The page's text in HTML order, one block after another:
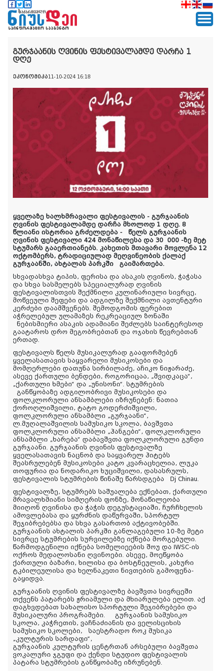
გურჯაანის ღვინის ფესტივალამდე დარჩა 1
დღე
ეკონომიკა11-10-2024 16:18
ყველაზე ხალხმრავალი ფესტივალის - გურჯაანის
ღვინის ფესტივალამდე დარჩა მხოლოდ 1 დღე. 8
წლიანი ისტორია გრძელდება -
წელს გურჯაანის
ღვინის ფესტივალი 424 მონაწილესა და 30 000 -ზე მეტ
სტუმარს გააერთიანებს. კახეთის მთავარი მოვლენა 12
ოქტომბერს, ტრადიციულად მეღვინეობის ქალაქ
გურჯაანში, ახტალას პარკში
გაიმართება.
სხვადასხვა ტიპის, ფერისა და ასაკის ღვინოს, ჭაჭასა
და სხვა სასმელებს სპეციალურად ღვინის
ფესტივალისთვის შექმნილი კულინარიული სივრცე,
მოწვეული შეფები და ადგილზე შექმნილი ავთენტური
კერძები დაამშვენებს. შემოდგომის ფერებით
აჭრელებულ ულამაზეს რეკრეაციულ ზონაში
ნებისმიერი ასაკის ადამიანი შეძლებს საინტერესოდ
გაატაროს დრო მეგობრებთან და ოჯახის წევრებთან
ერთად.
ფესტივალს წელს მუსიკალურად გააფორმებენ
ყველასათავის საყვარელი მუსიკოსები და
მომღერლები დათუნა სირბილაძე, აჩიკო ნიჟარაძე,
ასევე ქართული ბენდები, როგორიცაა, „შვიდკაცა“,
„ქართული ხმები“ და „უნისონი“. სტუმრების
განწყობაზე ადგილობრივი მუსიკოსები და
ფოლკლორული ანსამბლები იზრუნებენ: ნათია
ქოროღლიშვილი, ტატო გოდერძიშვილი,
ფოლკლორული ანსამბლი „გურჯაანი“,
ლ.მუღალაშვილის სამუსიკო სკოლა, ბავშვთა
ფოლკლორული ანსამბლი „ჰანგები“, ფოლკლორული
ანსამბლი „ხარება“ დაბავშვთა ფოლკლორული გუნდი
გურჯაანი. გურჯაანის ღვინის ფესტივალზე
ყველასათავის ნაცნობ და საყვარელ ჰიტებს
შეასრულებენ მუსიკოსები კატო კვარაცხელია, ლუკა
თოფურია და ნოდარიკო ხუციშვილი, დასასრულს,
ფესტივალის სტუმრების წინაშე წარსდგება Dj Chinau.
ფესტივალზე, სტუმრებს საშუალება ექნებათ, ქართული
მრავალხმიანი სიმღერის ფონზე, მონაწილეობა
მიიღონ ღვინისა და ჭაჭის დეგუსტაციაში, ჩურჩხელის
ამოვლებასა და ყურძნის დაწურვაში, სპორტულ
შეჯიბრებებსა და სხვა გასართობ აქტივობებში.
გურჯაანის ახტალის პარკში განლაგებული 10-ზე მეტი
სივრცე სტუმრების სურვილებზე იქნება მორგებული.
წარმოდგენილი იქნება სომელიეების შოუ და IWSC-ის
ოქროს მედალოსანი ღვინოები. ასევე, მოეწყობა
ქართული ბაზარი, ხილისა და ბოსტნეულის, კახური
ტკბილეულისა და ხელნაკეთი ნივთების გამოფენა-
გაყიდვა.
გურჯაანის ღვინის ფესტივალზე ბავშვთა სივრცეში
თქვენს პატარებს ჟრიამული და მხიარულება ელით. აქ
დაგხვდებათ სახალისო სპორტული შეჯიბრებები და
მუსიკალური პროგრამები.
გურჯაანის სამუსიკო
სკოლა, კაჭრეთის, ვაჩნაძიანის და ველისციხის
სამუსიკო სკოლები,
საესტრადო როკ მუსიკა
„კულტურის სარდაფი“,
გურჯაანის კულტურის ცენტრთან არსებული ბავშვთა
ვოკალური ჯგუფი და ქენდი სტუდიო ფესტივალის
პატარა სტუმრების განწყობაზე იზრუნებენ.